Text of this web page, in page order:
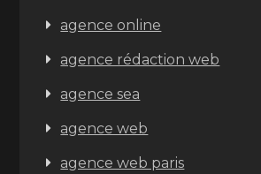
agence online
agence rédaction web
agence sea
agence web
agence web paris